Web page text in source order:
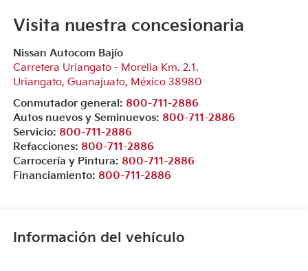
Visita nuestra concesionaria
Nissan Autocom Bajío
Carretera Uriangato - Morelia Km. 2.1.
Uriangato, Guanajuato, México 38980
Conmutador general: 800-711-2886
Autos nuevos y Seminuevos: 800-711-2886
Servicio: 800-711-2886
Refacciones: 800-711-2886
Carrocería y Pintura: 800-711-2886
Financiamiento: 800-711-2886
Información del vehículo